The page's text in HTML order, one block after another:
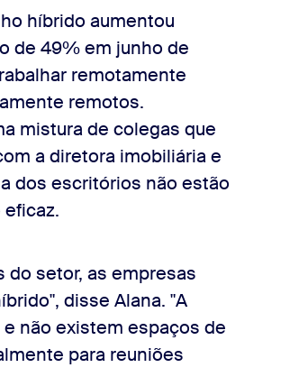
híbrido aumentou
de 49% em junho de
remotamente
remotos.
mistura de colegas que
a diretora imobiliária e
dos escritórios não estão
do setor, as empresas
disse Alana. "A
não existem espaços de
para reuniões